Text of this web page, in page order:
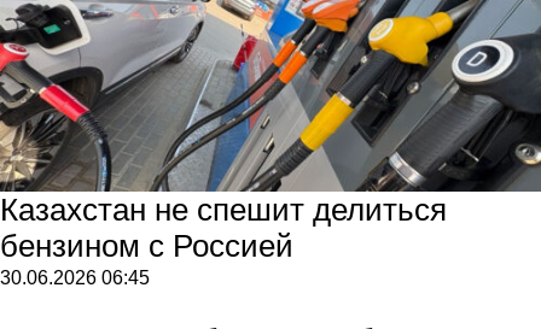
Казахстан не спешит делиться
бензином с Россией
30.06.2026 06:45